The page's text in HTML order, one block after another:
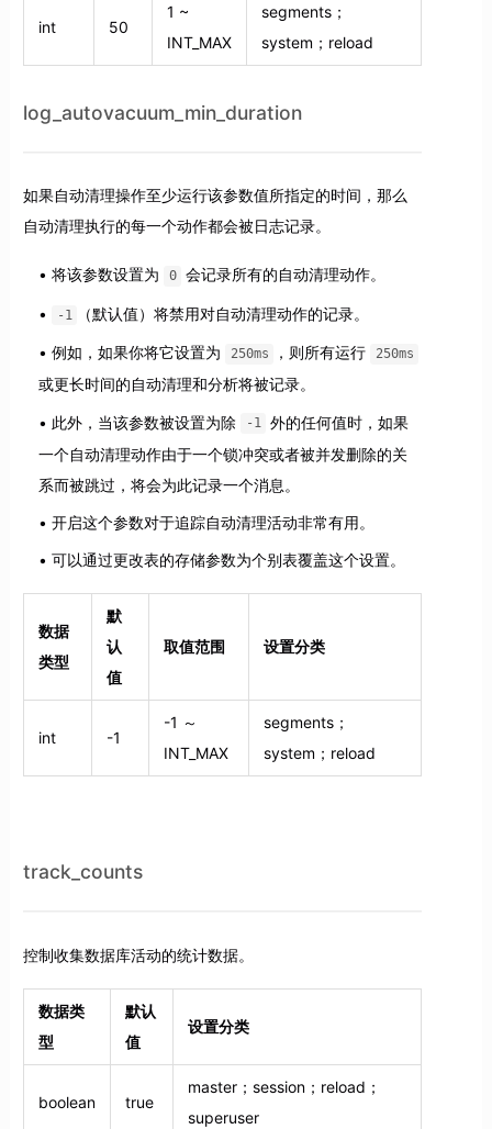
int 50
1 ~
INT_MAX
segments；
system；reload
log_autovacuum_min_duration
如果自动清理操作至少运行该参数值所指定的时间，那么
自动清理执行的每一个动作都会被日志记录。
将该参数设置为 0 会记录所有的自动清理动作。
-1 （默认值）将禁用对自动清理动作的记录。
例如，如果你将它设置为 250ms ，则所有运行 250ms
或更长时间的自动清理和分析将被记录。
此外，当该参数被设置为除 -1
外的任何值时，如果
一个自动清理动作由于一个锁冲突或者被并发删除的关
系而被跳过，将会为此记录一个消息。
开启这个参数对于追踪自动清理活动非常有用。
可以通过更改表的存储参数为个别表覆盖这个设置。
数据
类型
默
认
值
取值范围 设置分类
int -1
-1 ～
INT_MAX
segments；
system；reload
track_counts
控制收集数据库活动的统计数据。
数据类
型
默认
值
设置分类
boolean true
master；session；reload；
superuser